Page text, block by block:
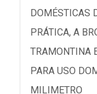
DOMÉSTICAS
PRÁTICA, A
TRAMONTINA
PARA USO
MILIMETRO